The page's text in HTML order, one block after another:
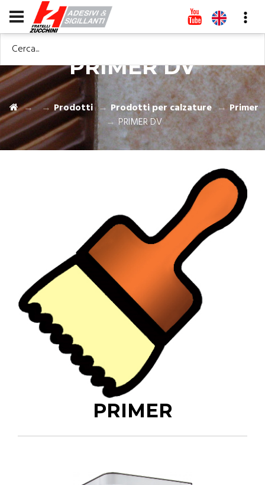
Cerca...
PRIMER DV
Prodotti Prodotti per calzature
Primer
PRIMER DV
PRIMER